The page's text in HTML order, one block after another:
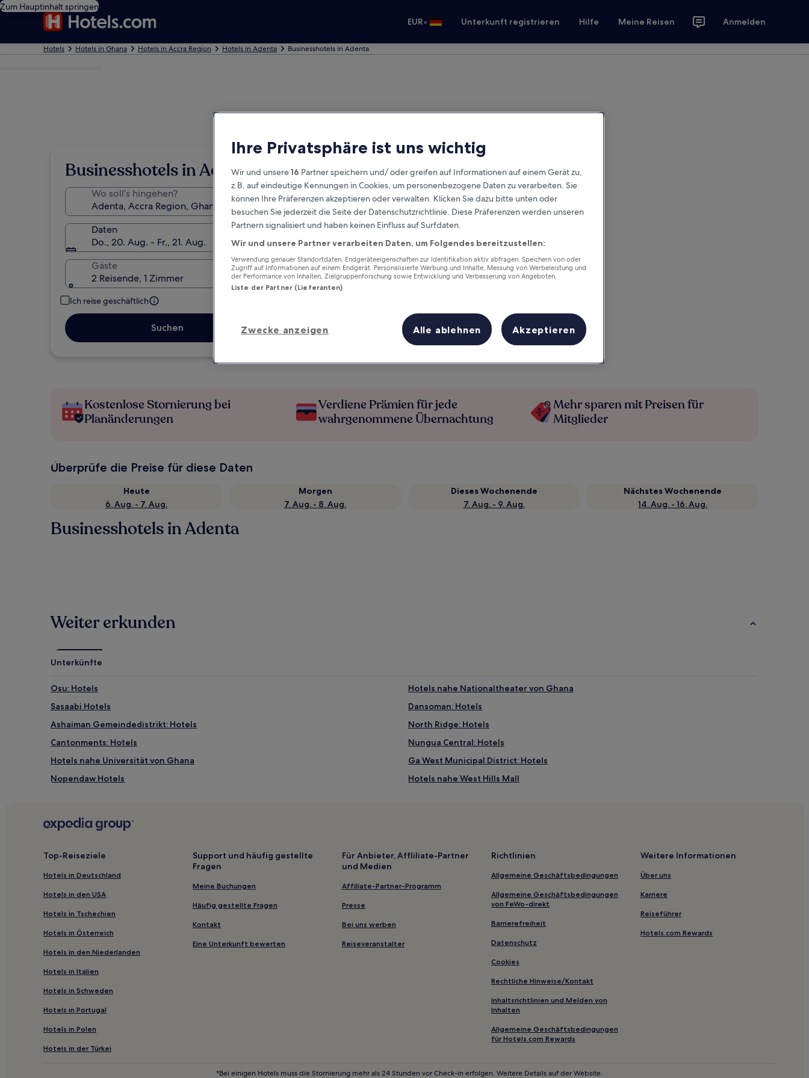
Zum Hauptinhalt springen
EUR• Unterkunft registrieren Hilfe Meine Reisen Anmelden
Hotels Hotels in Ghana Hotels in Accra Region Hotels in Adenta Businesshotels in Adenta
Businesshotels in Adenta
Wo soll’s hingehen?
Daten
Do., 20. Aug. - Fr., 21. Aug.
Gäste
2 Reisende, 1 Zimmer
Ich reise geschäftlich
Suchen
Kostenlose Stornierung bei
Planänderungen
Verdiene Prämien für jede
wahrgenommene Übernachtung
Mehr sparen mit Preisen für
Mitglieder
Überprüfe die Preise für diese Daten
Heute
6. Aug. - 7. Aug.
Morgen
7. Aug. - 8. Aug.
Dieses Wochenende
7. Aug. - 9. Aug.
Nächstes Wochenende
14. Aug. - 16. Aug.
Businesshotels in Adenta
Weiter erkunden
Unterkünfte
Osu: Hotels
Hotels nahe Nationaltheater von Ghana
Sasaabi Hotels
Dansoman: Hotels
Ashaiman Gemeindedistrikt: Hotels
North Ridge: Hotels
Cantonments: Hotels
Nungua Central: Hotels
Hotels nahe Universität von Ghana
Ga West Municipal District: Hotels
Nopendaw Hotels
Hotels nahe West Hills Mall
Ga Südbezirk: Hotels
Janman Hotels
Shai-Osudoku-Distrikt: Hotels
Agameda Hotels
Hotels nahe Lancaster University Ghana
Asylum Down: Hotels
Kpone-Katamanso Municipal District: Hotels
Weija-Gbawe Municipal District: Hotels
Accra Region: Hotels
East Legon: Hotels
Ningo-Prampram District: Hotels
New Nigo Hotels
Agbogba: Hotels
Adenta Municipalbezirk: Hotels
Hotels nahe Makola-Markt
Victoria Borg: Hotels
Hotels nahe Strand von Teshie
Top-Reiseziele
Hotels in Deutschland
Hotels in den USA
Hotels in Tschechien
Hotels in Österreich
Hotels in den Niederlanden
Hotels in Italien
Hotels in Schweden
Hotels in Portugal
Hotels in Polen
Hotels in der Türkei
Support und häufig gestellte
Fragen
Meine Buchungen
Häufig gestellte Fragen
Kontakt
Eine Unterkunft bewerten
Für Anbieter, Affliliate-Partner
und Medien
Affiliate-Partner-Programm
Presse
Bei uns werben
Reiseveranstalter
Richtlinien
Allgemeine Geschäftsbedingungen
Allgemeine Geschäftsbedingungen
von FeWo-direkt
Barrierefreiheit
Datenschutz
Cookies
Rechtliche Hinweise/Kontakt
Inhaltsrichtlinien und Melden von
Inhalten
Allgemeine Geschäftsbedingungen
für Hotels.com Rewards
Weitere Informationen
Über uns
Karriere
Reiseführer
Hotels.com Rewards
*Bei einigen Hotels muss die Stornierung mehr als 24 Stunden vor Check-in erfolgen. Weitere Details auf der Website.
Ihre Privatsphäre ist uns wichtig
Wir und unsere16 Partner speichern und/ oder greifen auf Informationen auf einem Gerät zu,
z.B. auf eindeutige Kennungen in Cookies, um personenbezogene Daten zu verarbeiten. Sie
können Ihre Präferenzen akzeptieren oder verwalten. Klicken Sie dazu bitte unten oder
besuchen Sie jederzeit die Seite der Datenschutzrichtlinie. Diese Präferenzen werden unseren
Partnern signalisiert und haben keinen Einfluss auf Surfdaten.
Wir und unsere Partner verarbeiten Daten, um Folgendes bereitzustellen:
Verwendung genauer Standortdaten. Endgeräteeigenschaften zur Identifikation aktiv abfragen. Speichern von oder
Zugriff auf Informationen auf einem Endgerät. Personalisierte Werbung und Inhalte, Messung von Werbeleistung und
der Performance von Inhalten, Zielgruppenforschung sowie Entwicklung und Verbesserung von Angeboten.
Liste der Partner (Lieferanten)
Zwecke anzeigen Alle ablehnen Akzeptieren